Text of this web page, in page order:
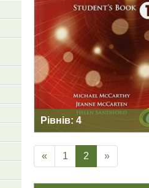
Рівнів: 4
TOUCHSTONE 2ND
EDITION
« 1 2 »